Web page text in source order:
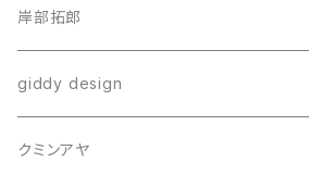
岸部拓郎
giddy design
クミンアヤ